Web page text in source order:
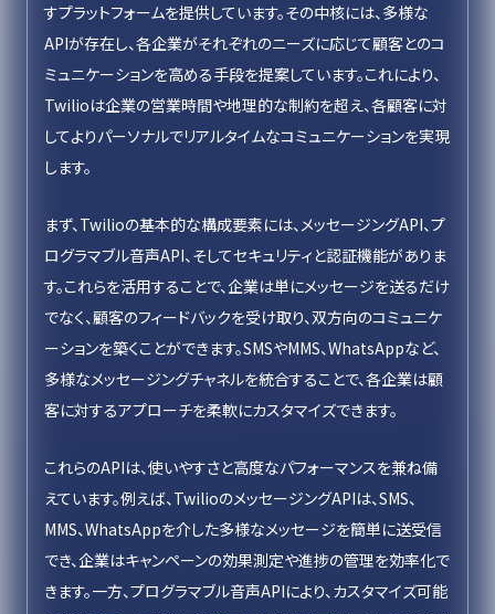
すプラットフォームを提供しています。その中核には、多様な
APIが存在し、各企業がそれぞれのニーズに応じて顧客とのコ
ミュニケーションを高める手段を提案しています。これにより、
Twilioは企業の営業時間や地理的な制約を超え、各顧客に対
してよりパーソナルでリアルタイムなコミュニケーションを実現
します。
まず、Twilioの基本的な構成要素には、メッセージングAPI、プ
ログラマブル音声API、そしてセキュリティと認証機能がありま
す。これらを活用することで、企業は単にメッセージを送るだけ
でなく、顧客のフィードバックを受け取り、双方向のコミュニケ
ーションを築くことができます。SMSやMMS、WhatsAppなど、
多様なメッセージングチャネルを統合することで、各企業は顧
客に対するアプローチを柔軟にカスタマイズできます。
これらのAPIは、使いやすさと高度なパフォーマンスを兼ね備
えています。例えば、TwilioのメッセージングAPIは、SMS、
MMS、WhatsAppを介した多様なメッセージを簡単に送受信
でき、企業はキャンペーンの効果測定や進捗の管理を効率化で
きます。一方、プログラマブル音声APIにより、カスタマイズ可能